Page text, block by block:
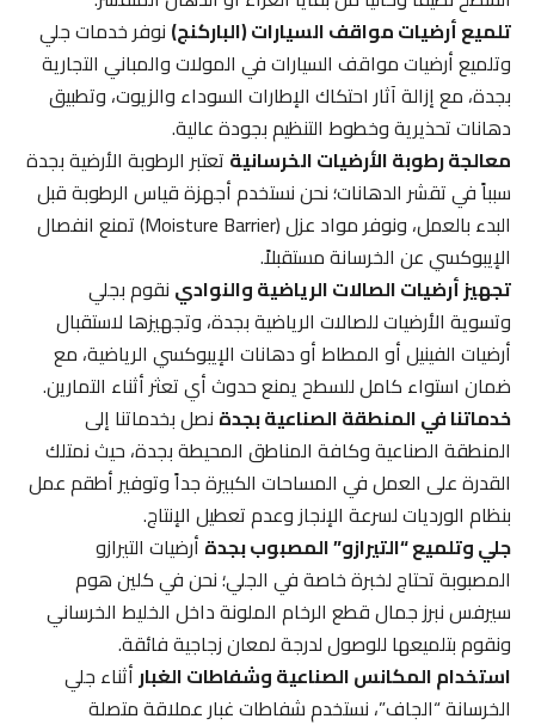
تلميع أرضيات مواقف السيارات (الباركنج)نوفر خدمات جلي
وتلميع أرضيات مواقف السيارات في المولات والمباني التجارية
بجدة، مع إزالة آثار احتكاك الإطارات السوداء والزيوت، وتطبيق
دهانات تحذيرية وخطوط التنظيم بجودة عالية.
معالجة رطوبة الأرضيات الخرسانيةتعتبر الرطوبة الأرضية بجدة
سبباً في تقشر الدهانات؛ نحن نستخدم أجهزة قياس الرطوبة قبل
البدء بالعمل، ونوفر مواد عزل (Moisture Barrier) تمنع انفصال
الإيبوكسي عن الخرسانة مستقبلاً.
تجهيز أرضيات الصالات الرياضية والنوادينقوم بجلي
وتسوية الأرضيات للصالات الرياضية بجدة، وتجهيزها لاستقبال
أرضيات الفينيل أو المطاط أو دهانات الإيبوكسي الرياضية، مع
ضمان استواء كامل للسطح يمنع حدوث أي تعثر أثناء التمارين.
خدماتنا في المنطقة الصناعية بجدةنصل بخدماتنا إلى
المنطقة الصناعية وكافة المناطق المحيطة بجدة، حيث نمتلك
القدرة على العمل في المساحات الكبيرة جداً وتوفير أطقم عمل
بنظام الورديات لسرعة الإنجاز وعدم تعطيل الإنتاج.
جلي وتلميع “التيرازو” المصبوب بجدةأرضيات التيرازو
المصبوبة تحتاج لخبرة خاصة في الجلي؛ نحن في كلين هوم
سيرفس نبرز جمال قطع الرخام الملونة داخل الخليط الخرساني
ونقوم بتلميعها للوصول لدرجة لمعان زجاجية فائقة.
استخدام المكانس الصناعية وشفاطات الغبارأثناء جلي
الخرسانة “الجاف”، نستخدم شفاطات غبار عملاقة متصلة